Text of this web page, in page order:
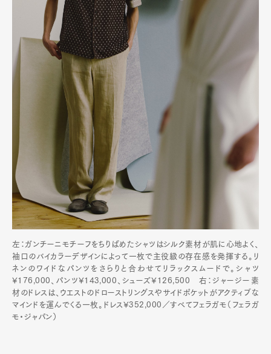
左：ガンチーニモチーフをちりばめたシャツはシルク素材が肌に心地よく、
袖口のバイカラーデザインによって一枚で主役級の存在感を発揮する。リ
ネンのワイドなパンツをさらりと合わせてリラックスムードで。シャツ
¥176,000、パンツ¥143,000、シューズ¥126,500 右：ジャージー素
材のドレスは、ウエストのドローストリングスやサイドポケットがアクティブな
マインドを運んでくる一枚。ドレス¥352,000／すべてフェラガモ（フェラガ
モ・ジャパン）